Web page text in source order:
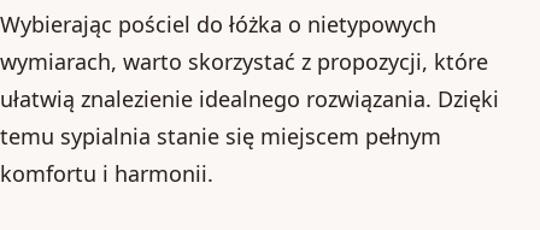
Wybierając pościel do łóżka o nietypowych
wymiarach, warto skorzystać z propozycji, które
ułatwią znalezienie idealnego rozwiązania. Dzięki
temu sypialnia stanie się miejscem pełnym
komfortu i harmonii.